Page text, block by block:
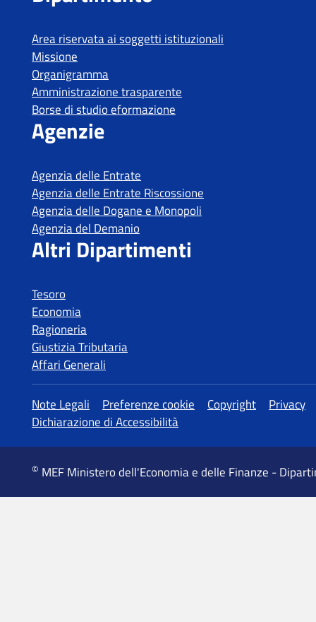
Tesoro
Economia
Ragioneria
Giustizia Tributaria
Affari Generali
MEF Ministero dell'Economia e delle Finanze -